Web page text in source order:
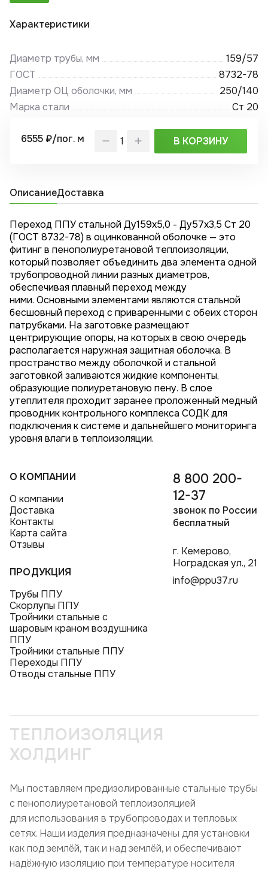
Характеристики
Диаметр трубы, мм
159/57
ГОСТ
8732-78
Диаметр ОЦ оболочки, мм
250/140
Марка стали
Ст 20
6555 ₽/пог. м В КОРЗИНУ
ОписаниеДоставка
Переход ППУ стальной Ду159х5,0 - Ду57x3,5 Ст 20
(ГОСТ 8732-78) в оцинкованной оболочке — это
фитинг в пенополиуретановой теплоизоляции,
который позволяет объединить два элемента одной
трубопроводной линии разных диаметров,
обеспечивая плавный переход между
ними. Основными элементами являются стальной
бесшовный переход с приваренными с обеих сторон
патрубками. На заготовке размещают
центрирующие опоры, на которых в свою очередь
располагается наружная защитная оболочка. В
пространство между оболочкой и стальной
заготовкой заливаются жидкие компоненты,
образующие полиуретановую пену. В слое
утеплителя проходит заранее проложенный медный
проводник контрольного комплекса СОДК для
подключения к системе и дальнейшего мониторинга
уровня влаги в теплоизоляции.
О КОМПАНИИ
О компании
Доставка
Контакты
Карта сайта
Отзывы
ПРОДУКЦИЯ
Трубы ППУ
Скорлупы ППУ
Тройники стальные с
шаровым краном воздушника
ППУ
Тройники стальные ППУ
Переходы ППУ
Отводы стальные ППУ
8 800 200-
12-37
звонок по России
бесплатный
г. Кемерово,
Ноградская ул., 21
info@ppu37.ru
ТЕПЛОИЗОЛЯЦИЯ
ХОЛДИНГ
Мы поставляем предизолированные стальные трубы
с пенополиуретановой теплоизоляцией
для использования в трубопроводах и тепловых
сетях. Наши изделия предназначены для установки
как под землёй, так и над землёй, и обеспечивают
надёжную изоляцию при температуре носителя